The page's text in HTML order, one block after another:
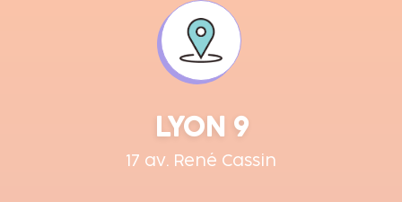
LYON 9
17 av. René Cassin